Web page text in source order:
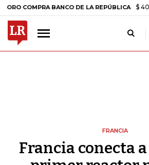
BANCO DE LA REPÚBLICA $ 408.498,97
FRANCIA
Francia conecta